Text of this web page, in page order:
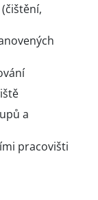
a
pracovišti